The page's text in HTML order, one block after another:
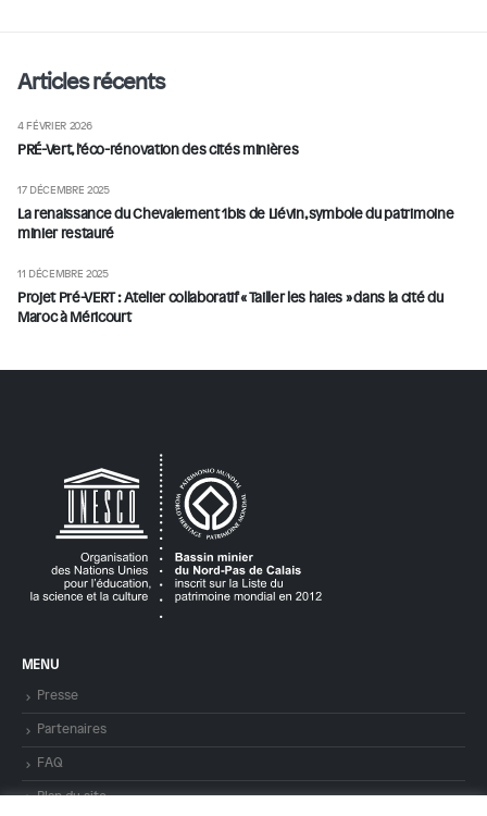
Articles récents
PRÉ-Vert, l’éco-rénovation des cités minières
4 FÉVRIER 2026
La renaissance du Chevalement 1bis de Liévin, symbole du patrimoine
minier restauré
17 DÉCEMBRE 2025
Projet Pré-VERT : Atelier collaboratif « Tailler les haies » dans la cité du
Maroc à Méricourt
11 DÉCEMBRE 2025
MENU
Presse
Partenaires
FAQ
Plan du site